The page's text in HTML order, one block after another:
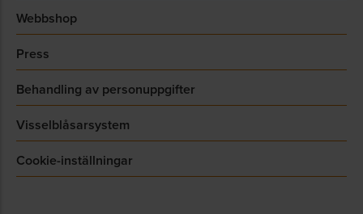
Webbshop
Press
Behandling av personuppgifter
Visselblåsarsystem
Cookie-inställningar